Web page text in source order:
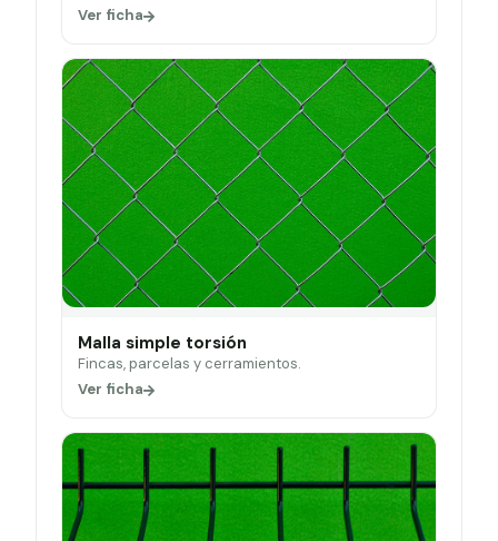
Ver ficha
Malla simple torsión
Fincas, parcelas y cerramientos.
Ver ficha